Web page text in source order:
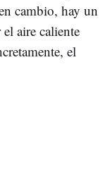
cambio, hay un
aire caliente
el